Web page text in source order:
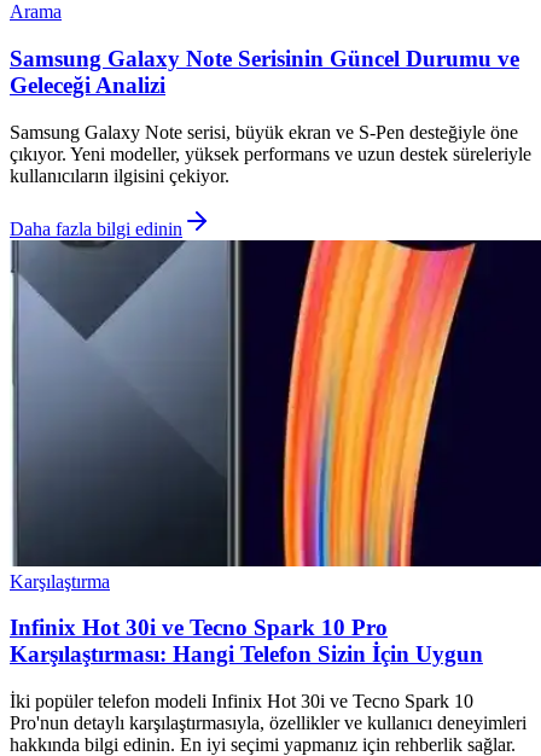
Arama
Samsung Galaxy Note Serisinin Güncel Durumu ve
Geleceği Analizi
Samsung Galaxy Note serisi, büyük ekran ve S-Pen desteğiyle öne
çıkıyor. Yeni modeller, yüksek performans ve uzun destek süreleriyle
kullanıcıların ilgisini çekiyor.
Daha fazla bilgi edinin
Karşılaştırma
Infinix Hot 30i ve Tecno Spark 10 Pro
Karşılaştırması: Hangi Telefon Sizin İçin Uygun
İki popüler telefon modeli Infinix Hot 30i ve Tecno Spark 10
Pro'nun detaylı karşılaştırmasıyla, özellikler ve kullanıcı deneyimleri
hakkında bilgi edinin. En iyi seçimi yapmanız için rehberlik sağlar.